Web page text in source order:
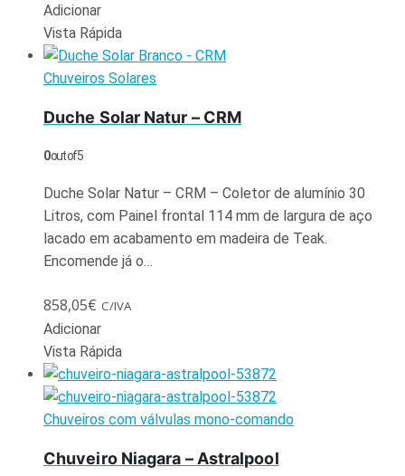
Adicionar
Vista Rápida
Chuveiros Solares
Duche Solar Natur – CRM
0out of 5
Duche Solar Natur – CRM – Coletor de alumínio 30
Litros, com Painel frontal 114 mm de largura de aço
lacado em acabamento em madeira de Teak.
Encomende já o…
858,05€ C/IVA
Adicionar
Vista Rápida
Chuveiros com válvulas mono-comando
Chuveiro Niagara – Astralpool